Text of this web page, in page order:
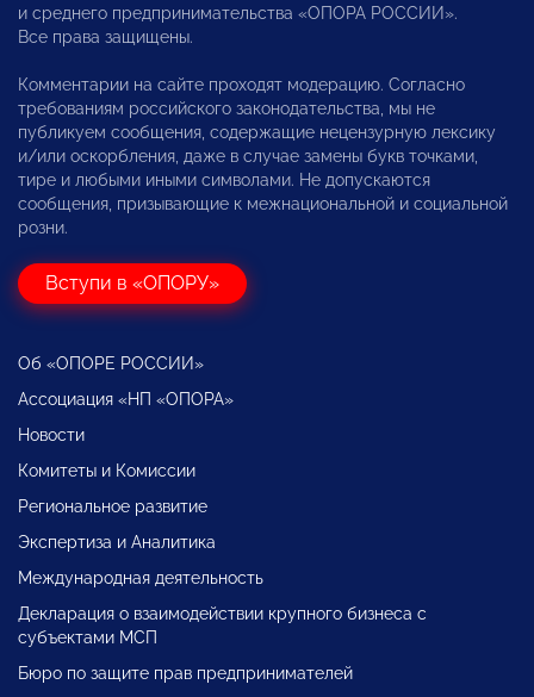
и среднего предпринимательства «ОПОРА РОССИИ».
Все права защищены.
Комментарии на сайте проходят модерацию. Согласно
требованиям российского законодательства, мы не
публикуем сообщения, содержащие нецензурную лексику
и/или оскорбления, даже в случае замены букв точками,
тире и любыми иными символами. Не допускаются
сообщения, призывающие к межнациональной и социальной
розни.
Вступи в «ОПОРУ»
Об «ОПОРЕ РОССИИ»
Ассоциация «НП «ОПОРА»
Новости
Комитеты и Комиссии
Региональное развитие
Экспертиза и Аналитика
Международная деятельность
Декларация о взаимодействии крупного бизнеса с
субъектами МСП
Бюро по защите прав предпринимателей